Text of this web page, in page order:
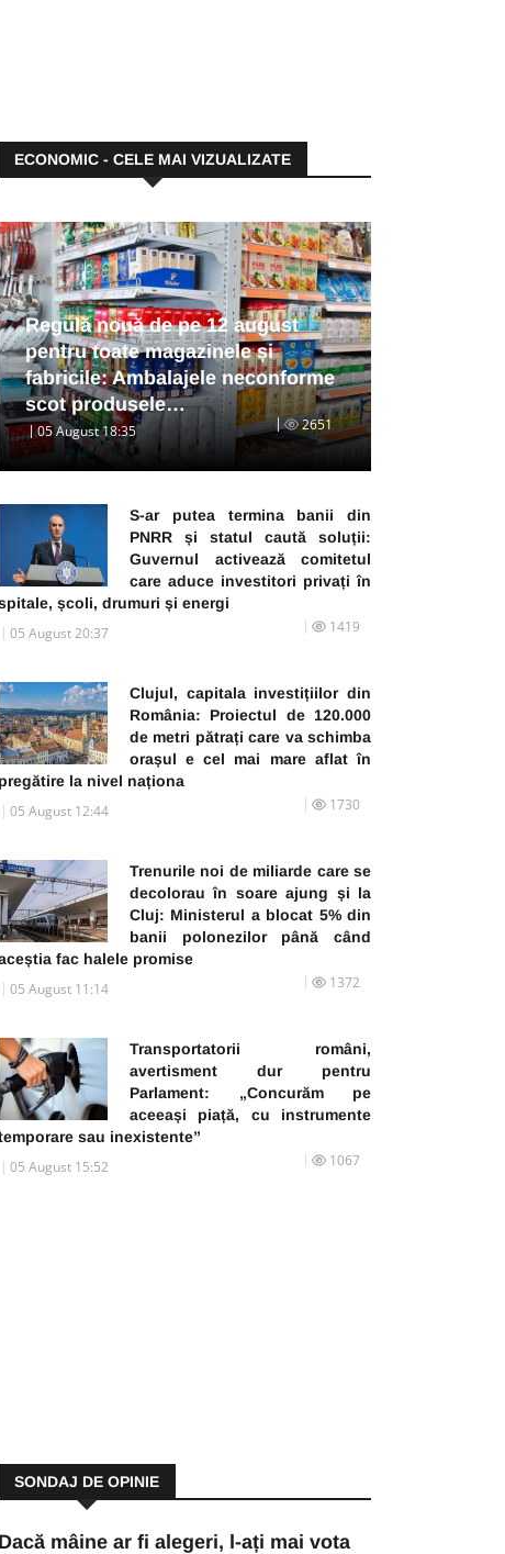
ECONOMIC - CELE MAI VIZUALIZATE
Regulă nouă de pe 12 august
pentru toate magazinele și
fabricile: Ambalajele neconforme
scot produsele…
05 August 18:35 2651
S-ar putea termina banii din
PNRR și statul caută soluții:
Guvernul activează comitetul
care aduce investitori privați în
școli, drumuri și energi
05 August 20:37 1419
Clujul, capitala investițiilor din
România: Proiectul de 120.000
de metri pătrați care va schimba
orașul e cel mai mare aflat în
pregătire la nivel naționa
05 August 12:44 1730
Trenurile noi de miliarde care se
decolorau în soare ajung și la
Cluj: Ministerul a blocat 5% din
banii polonezilor până când
fac halele promise
05 August 11:14 1372
Transportatorii români,
avertisment dur pentru
Parlament: „Concurăm pe
aceeași piață, cu instrumente
sau inexistente”
05 August 15:52 1067
SONDAJ DE OPINIE
Dacă mâine ar fi alegeri, l-ați mai vota